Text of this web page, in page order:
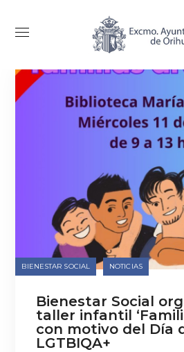
BIENESTAR SOCIAL NOTICIAS
Bienestar Social
taller infantil
con motivo del Día
LGTBIQA+